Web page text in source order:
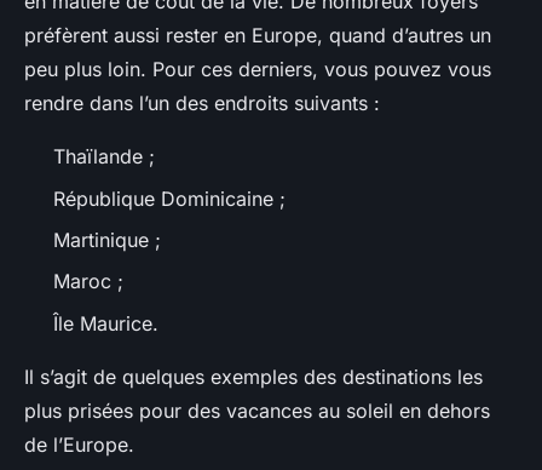
préfèrent aussi rester en Europe, quand d’autres un
peu plus loin. Pour ces derniers, vous pouvez vous
rendre dans l’un des endroits suivants :
Thaïlande ;
République Dominicaine ;
Martinique ;
Maroc ;
Île Maurice.
Il s’agit de quelques exemples des destinations les
plus prisées pour des vacances au soleil en dehors
de l’Europe.